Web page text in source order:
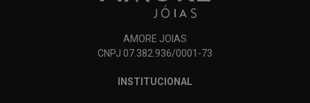
AMORE JOIAS
CNPJ 07.382.936/0001-73
INSTITUCIONAL